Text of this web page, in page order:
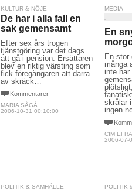
KULTUR & NÖJE
De har i alla fall en
sak gemensamt
Efter sex års trogen
tjänstgöring var det dags
att gå i pension. Ersättaren
blev en riktig värsting som
fick föregångaren att darra
av skräck…
Kommentarer
MARIA SÅGÅ
2006-10-31 00:10:00
MEDIA
En
En stor
många
inte
skrålar
ingen
CIM
2006-07-
POLITIK & SAMHÄLLE POLITIK